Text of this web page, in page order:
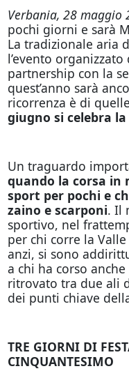
Verbania, 28 maggio
pochi giorni e sarà
La tradizionale aria
l’evento
partnership con la
quest’anno sarà
ricorrenza è di
giugno si celebra
Un traguardo
quando la corsa in
sport per pochi e
zaino e scarponi. Il
sportivo, nel
per chi corre la
anzi, si sono
a chi ha corso
ritrovato tra due ali
dei punti chiave
TRE GIORNI DI
CINQUANTESIMO